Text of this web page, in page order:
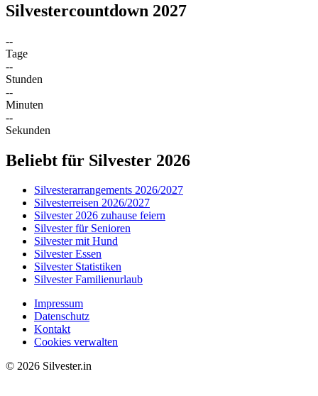
Silvestercountdown 2027
--
Tage
--
Stunden
--
Minuten
--
Sekunden
Beliebt für Silvester 2026
Silvesterarrangements 2026/2027
Silvesterreisen 2026/2027
Silvester 2026 zuhause feiern
Silvester für Senioren
Silvester mit Hund
Silvester Essen
Silvester Statistiken
Silvester Familienurlaub
Impressum
Datenschutz
Kontakt
Cookies verwalten
© 2026 Silvester.in